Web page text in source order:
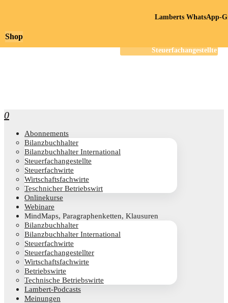
0
Abon­ne­ments
Bilanz­buch­hal­ter
Bilanz­buch­hal­ter International
Steu­er­fach­an­ge­stell­te
Steu­er­fach­wir­te
Wirt­schafts­fach­wir­te
Teschni­cher Betriebswirt
Online­kur­se
Web­i­na­re
Mind­Maps, Para­gra­phen­ket­ten, Klausuren
Bilanz­buch­hal­ter
Bilanz­buch­hal­ter International
Steu­er­fach­wir­te
Steu­er­fach­an­ge­stell­ter
Wirt­schafts­fach­wir­te
Betriebs­wir­te
Tech­ni­sche Betriebswirte
Lam­­bert-Pod­­casts
Mei­nun­gen
Shop
Lamberts WhatsApp-